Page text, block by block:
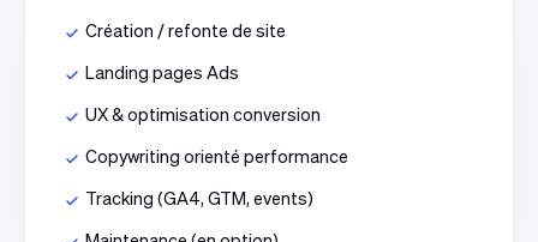
Création / refonte de site
Landing pages Ads
UX & optimisation conversion
Copywriting orienté performance
Tracking (GA4, GTM, events)